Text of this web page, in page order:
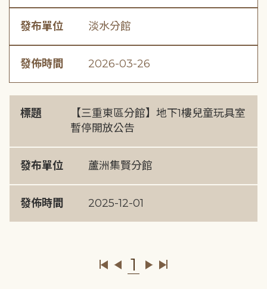
發布單位 淡水分館
發佈時間 2026-03-26
標題
【三重東區分館】地下1樓兒童玩具室
暫停開放公告
發布單位 蘆洲集賢分館
發佈時間 2025-12-01
1